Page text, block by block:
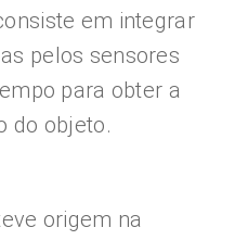
em integrar
pelos sensores
para obter a
do objeto.
origem na